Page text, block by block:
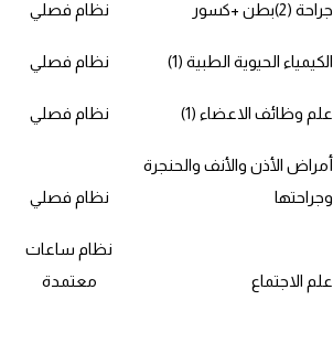
جراحة (2)بطن +كسور نظام فصلي
الكيمياء الحيوية الطبية (1) نظام فصلي
علم وظائف الاعضاء (1) نظام فصلي
أمراض الأذن والأنف والحنجرة
وجراحتها
نظام فصلي
علم الاجتماع
نظام ساعات
معتمدة